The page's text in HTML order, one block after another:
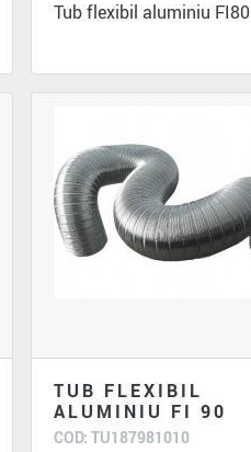
Tub flexibil aluminiu FI80
TUB FLEXIBIL
ALUMINIU FI 90
COD: TU187981010